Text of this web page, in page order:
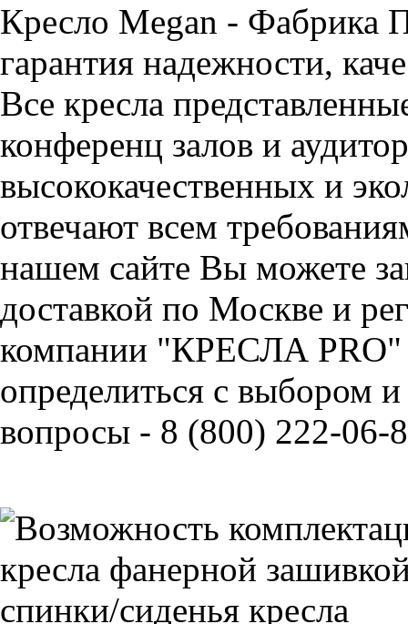
Кресло Megan - Фабрика
гарантия надежности,
Все кресла
конференц залов и
высококачественных и
отвечают всем
нашем сайте Вы можете
доставкой по Москве и
компании "КРЕСЛА PRO"
определиться с выбором
вопросы - 8 (800) 222-06-